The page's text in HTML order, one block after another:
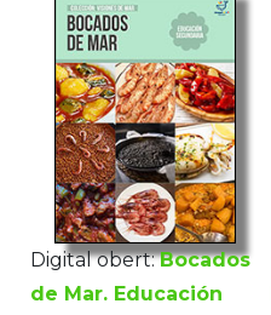
Digital obert: Bocados
de Mar. Educación